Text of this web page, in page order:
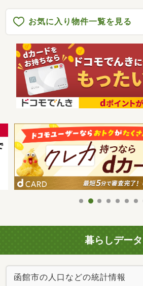
お気に入り物件一覧を見る
暮らしデータ
函館市の人口などの統計情報